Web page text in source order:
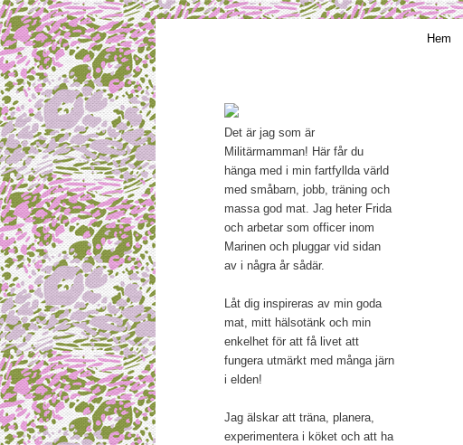
Mamma, militär och märkbart obekväm
Hem
Det är jag som är
Militärmamman! Här får du
hänga med i min fartfyllda värld
med småbarn, jobb, träning och
massa god mat. Jag heter Frida
och arbetar som officer inom
Marinen och pluggar vid sidan
av i några år sådär.
Låt dig inspireras av min goda
mat, mitt hälsotänk och min
enkelhet för att få livet att
fungera utmärkt med många järn
i elden!
Jag älskar att träna, planera,
experimentera i köket och att ha